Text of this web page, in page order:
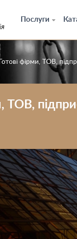
Послуги
фірми, ТОВ,
ТОВ,